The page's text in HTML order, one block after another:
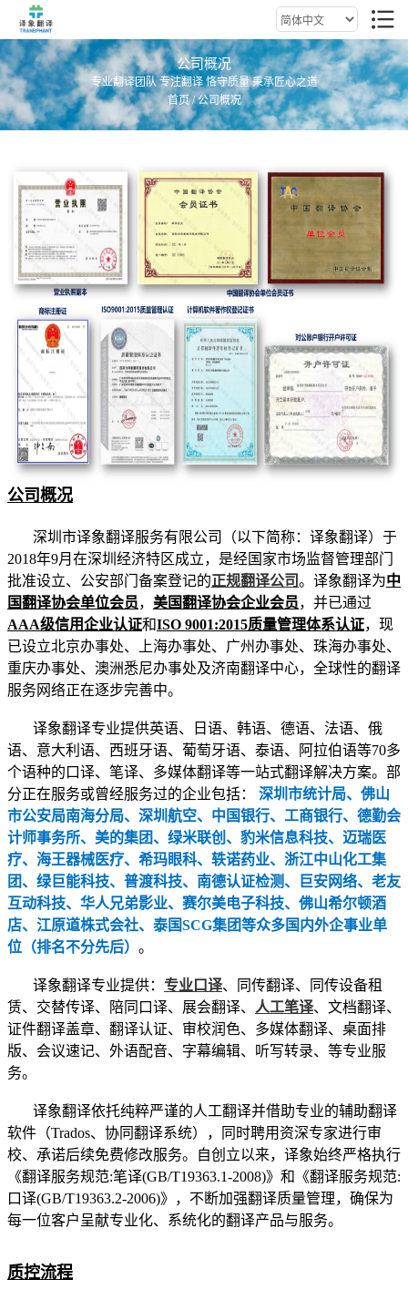
公司概况
专业翻译团队 专注翻译 恪守质量 秉承匠心之道
首页/ 公司概况
公司概况
深圳市译象翻译服务有限公司（以下简称：译象翻译）于
2018年9月在深圳经济特区成立，是经国家市场监督管理部门
批准设立、公安部门备案登记的正规翻译公司。译象翻译为中
国翻译协会单位会员， 美国翻译协会企业会员，并已通过
AAA级信用企业认证和ISO 9001:2015质量管理体系认证，现
已设立北京办事处、上海办事处、 广州办事处、 珠海办事处、
重庆办事处、澳洲悉尼办事处及济南翻译中心，全球性的翻译
服务网络正在逐步完善中。
译象翻译专业提供英语、日语、韩语、德语、法语、俄
语、意大利语、西班牙语、葡萄牙语、泰语、阿拉伯语等70多
个语种的口译、笔译、多媒体翻译等一站式翻译解决方案。部
分正在服务或曾经服务过的企业包括：
深圳市统计局、佛山
市公安局南海分局、深圳航空、中国银行、工商银行、德勤会
计师事务所、美的集团、绿米联创、豹米信息科技、迈瑞医
疗、海王器械医疗、希玛眼科、轶诺药业、浙江中山化工集
团、绿巨能科技、普渡科技、南德认证检测、巨安网络、老友
互动科技、华人兄弟影业、赛尔美电子科技、佛山希尔顿酒
店、江原道株式会社、泰国SCG集团等众多国内外企事业单
位（排名不分先后） 。
译象翻译专业提供： 专业口译、同传翻译、同传设备租
赁、交替传译、陪同口译、展会翻译、
人工笔译、文档翻译、
证件翻译盖章、翻译认证、审校润色、多媒体翻译、桌面排
版、会议速记、外语配音、字幕编辑、听写转录、等专业服
务。
译象翻译依托纯粹严谨的人工翻译并借助专业的辅助翻译
软件（Trados、协同翻译系统），同时聘用资深专家进行审
校、承诺后续免费修改服务。自创立以来，译象始终严格执行
《翻译服务规范:笔译(GB/T19363.1-2008)》和《翻译服务规范:
口译(GB/T19363.2-2006)》，不断加强翻译质量管理，确保为
每一位客户呈献专业化、系统化的翻译产品与服务。
质控流程